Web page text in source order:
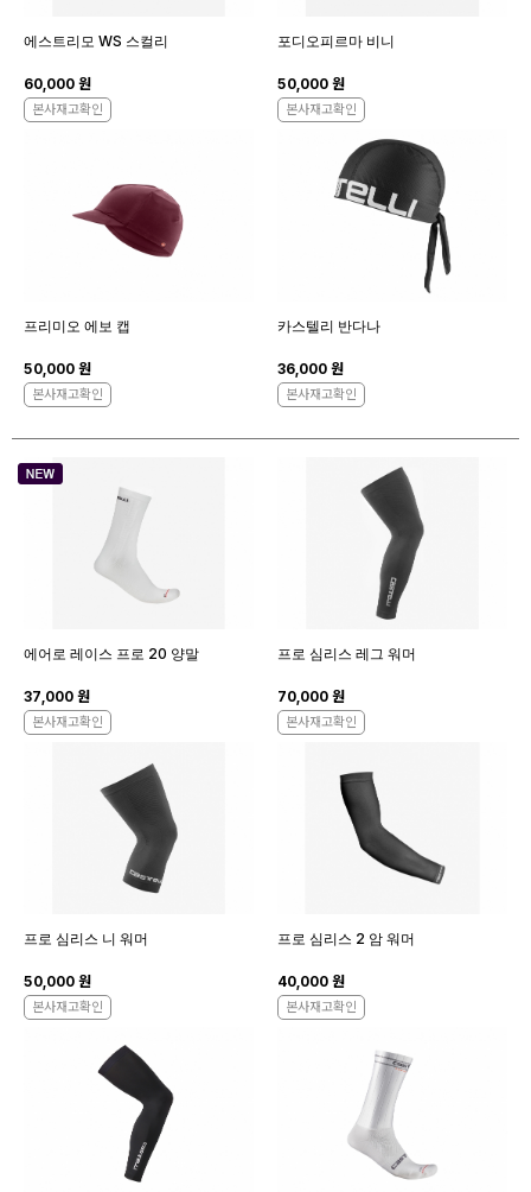
에스트리모 WS 스컬리
60,000 원
본사재고확인
포디오피르마 비니
50,000 원
본사재고확인
프리미오 에보 캡
50,000 원
본사재고확인
카스텔리 반다나
36,000 원
본사재고확인
에어로 레이스 프로 20 양말
37,000 원
본사재고확인
프로 심리스 레그 워머
70,000 원
본사재고확인
프로 심리스 니 워머
50,000 원
본사재고확인
프로 심리스 2 암 워머
40,000 원
본사재고확인